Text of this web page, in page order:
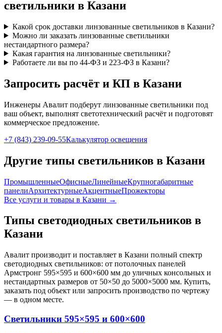
светильники в Казани
Какой срок доставки линзованные светильников в Казани?
Можно ли заказать линзованные светильники
нестандартного размера?
Какая гарантия на линзованные светильники?
Работаете ли вы по 44-ФЗ и 223-ФЗ в Казани?
Запросить расчёт и КП в Казани
Инженеры Авалит подберут линзованные светильники под
ваш объект, выполнят светотехнический расчёт и подготовят
коммерческое предложение.
+7 (843) 239-09-55Калькулятор освещения
Другие типы светильников в Казани
ПромышленныеОфисныеЛинейныеКрупногабаритные
панелиАрхитектурныеАкцентныеПрожекторы
Все услуги и товары в Казани →
Типы светодиодных светильников в
Казани
Авалит производит и поставляет в Казани полный спектр
светодиодных светильников: от потолочных панелей
Армстронг 595×595 и 600×600 мм до уличных консольных и
нестандартных размеров от 50×50 до 5000×5000 мм. Купить,
заказать под объект или запросить производство по чертежу
— в одном месте.
Светильники 595×595 и 600×600